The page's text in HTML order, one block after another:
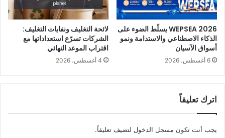
الطباعة المتخرج حديثًا من كانون، وأيضًا خطوة مهمة إلى الأمام
WEPSEA 2026 يسلّط الضوء على
الذكاء الاصطناعي والاستدامة ونمو
أسواق الآسيان
6 أغسطس، 2026
لائحة التغليف ونفايات التغليف:
الشركات تسرّع استعداداتها مع
اقتراب الموعد النهائي
4 أغسطس، 2026
اترك تعليقاً
يجب أنت تكون مسجل الدخول لتضيف تعليقاً.